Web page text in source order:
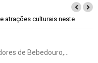
em um suspense
de Bebedouro,…